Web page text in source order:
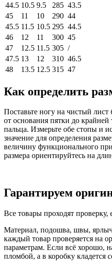
44.5 10.5 9.5 285 43.5
45
11 10 290 44
45.5 11.5 10.5 295 44.5
46
12 11 300 45
47
12.5 11.5 305 /
47.5 13 12 310 46.5
48
13.5 12.5 315 47
Как определить
Поставьте ногу на чистый лист
от основания пятки до
пальца. Измерьте обе стопы и
значение для определения
величину функционального
размера ориентируйтесь на
Гарантируем
Все товары проходят проверку,
Материал, подошва, швы,
каждый товар проверяется на
параметрам. Если всё хорошо,
пломбой, а в коробку кладется